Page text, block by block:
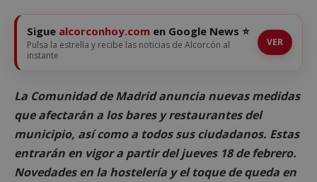
Sigue alcorconhoy.com en Google News ⭐
Pulsa la estrella y recibe las noticias de Alcorcón al
instante
VER
La Comunidad de Madrid anuncia nuevas medidas
que afectarán a los bares y restaurantes del
municipio, así como a todos sus ciudadanos. Estas
entrarán en vigor a partir del jueves 18 de febrero.
Novedades en la hostelería y el toque de queda en